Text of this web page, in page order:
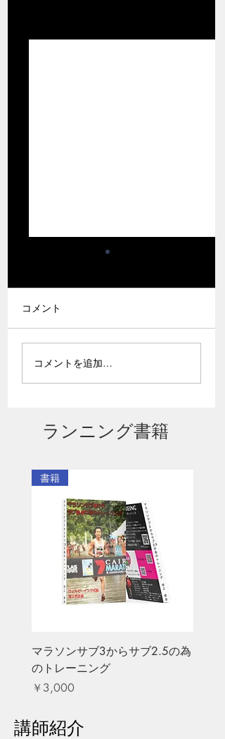
突然ですが、西暦2026
型連休のご予定はすでに
決まっておりますでしょ
ちらの情報はお役に立て
ません。今回は今年の9月
非常に有意義な時間を花
解説系ランチューバー3名
と過ごしたい、ついでに
アジア大会で銅メダルを
獲得したことがある陸上
選手と過ごしたいという
方の為の案内で
コメント
コメントを追加…
ランニング書籍
書籍
マラソンサブ3からサブ2.5の為
のトレーニング
価格
￥3,000
講師紹介